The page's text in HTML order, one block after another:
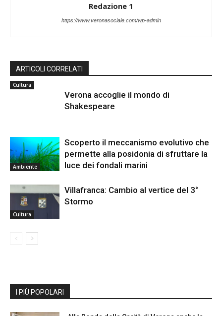
Redazione 1
https://www.veronasociale.com/wp-admin
ARTICOLI CORRELATI
Cultura
Verona accoglie il mondo di
Shakespeare
Ambiente
Scoperto il meccanismo evolutivo che
permette alla posidonia di sfruttare la
luce dei fondali marini
Cultura
Villafranca: Cambio al vertice del 3°
Stormo
I PIÙ POPOLARI